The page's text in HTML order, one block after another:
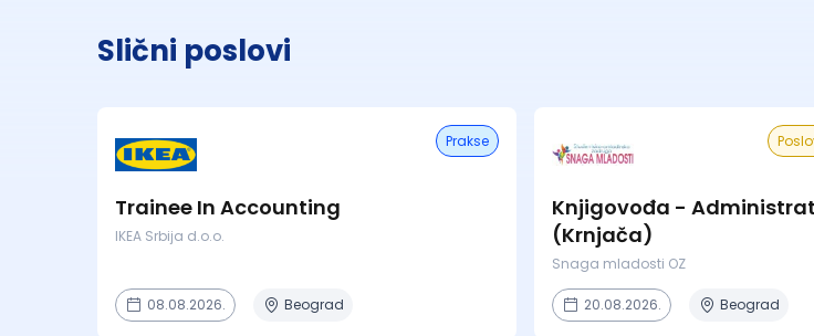
Slični poslovi
Prakse
Trainee In Accounting
IKEA Srbija d.o.o.
08.08.2026. Beograd
Knjigovođa -
(Krnjača)
Snaga mladosti OZ
20.08.2026. Beograd